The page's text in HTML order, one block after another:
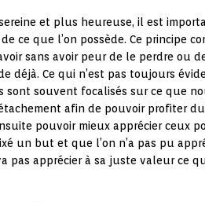
et plus heureuse, il est
ce que l’on possède. Ce principe
sans avoir peur de le perdre ou
déjà. Ce qui n’est pas toujours
souvent focalisés sur ce que
afin de pouvoir profiter
pouvoir mieux apprécier ceux
un but et que l’on n’a pas pu
pas apprécier à sa juste valeur ce